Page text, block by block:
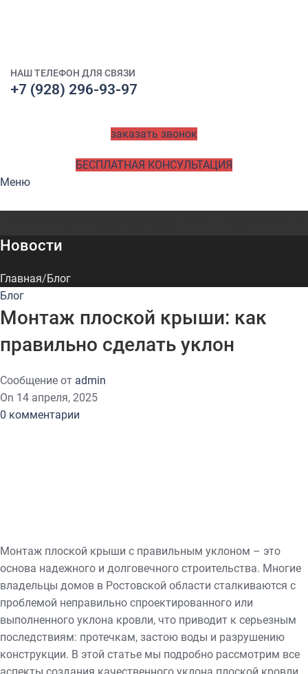
НАШ ТЕЛЕФОН ДЛЯ СВЯЗИ
+7 (928) 296-93-97
заказать звонок
БЕСПЛАТНАЯ КОНСУЛЬТАЦИЯ
Меню
Новости
Главная Блог
Блог
Монтаж плоской крыши: как
правильно сделать уклон
Сообщение от admin
On 14 апреля, 2025
0 комментарии
Монтаж плоской крыши с правильным уклоном – это
основа надежного и долговечного строительства. Многие
владельцы домов в Ростовской области сталкиваются с
проблемой неправильно спроектированного или
выполненного уклона кровли, что приводит к серьезным
последствиям: протечкам, застою воды и разрушению
конструкции. В этой статье мы подробно рассмотрим все